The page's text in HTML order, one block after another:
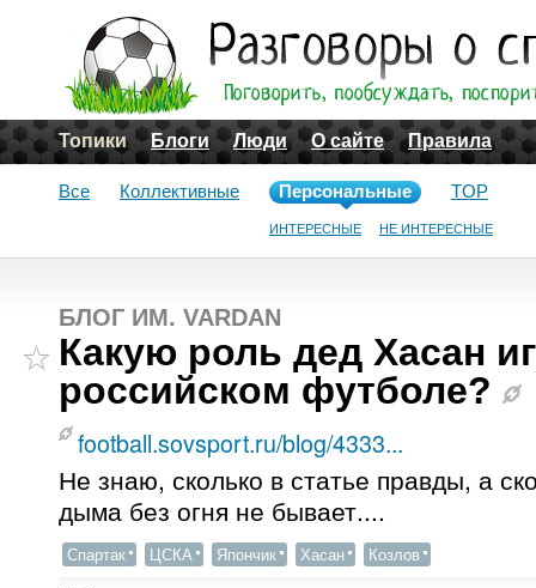
Топики Блоги Люди О сайте Правила
Все Коллективные Персональные
ИНТЕРЕСНЫЕ НЕ ИНТЕРЕСНЫЕ
TOP
БЛОГ ИМ. VARDAN
Какую роль дед Хасан
российском футболе?
football.sovsport.ru/blog/4333...
Не знаю, сколько в статье правды, а
дыма без огня не бывает....
Спартак ЦСКА Япончик Хасан Козлов